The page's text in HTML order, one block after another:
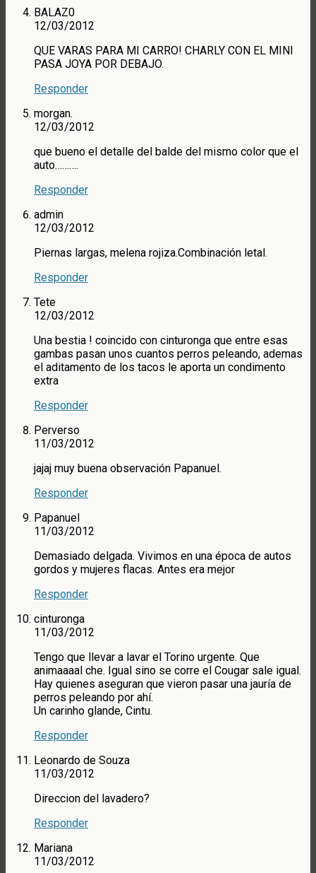
BALAZ0
12/03/2012
QUE VARAS PARA MI CARRO! CHARLY CON EL MINI
PASA JOYA POR DEBAJO.
Responder
morgan.
12/03/2012
que bueno el detalle del balde del mismo color que el
auto……….
Responder
admin
12/03/2012
Piernas largas, melena rojiza.Combinación letal.
Responder
Tete
12/03/2012
Una bestia ! coincido con cinturonga que entre esas
gambas pasan unos cuantos perros peleando, ademas
el aditamento de los tacos le aporta un condimento
extra
Responder
Perverso
11/03/2012
jajaj muy buena observación Papanuel.
Responder
Papanuel
11/03/2012
Demasiado delgada. Vivimos en una época de autos
gordos y mujeres flacas. Antes era mejor
Responder
cinturonga
11/03/2012
Tengo que llevar a lavar el Torino urgente. Que
animaaaal che. Igual sino se corre el Cougar sale igual.
Hay quienes aseguran que vieron pasar una jauría de
perros peleando por ahí.
Un carinho glande, Cintu.
Responder
Leonardo de Souza
11/03/2012
Direccion del lavadero?
Responder
Mariana
11/03/2012